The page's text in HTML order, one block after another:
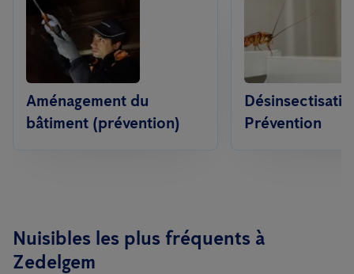
Aménagement du
bâtiment (prévention)
Prévention
Nuisibles les plus fréquents à
Zedelgem